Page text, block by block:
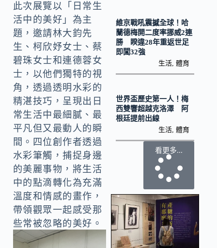
此次展覽以「日常生
活中的美好」為主
題，邀請林大鈞先
生、柯欣妤女士、蔡
碧珠女士和連德蓉女
士，以他們獨特的視
角，透過透明水彩的
精湛技巧，呈現出日
常生活中最細膩、最
平凡但又最動人的瞬
間。四位創作者透過
水彩筆觸，捕捉身邊
的美麗事物，將生活
中的點滴轉化為充滿
溫度和情感的畫作，
帶領觀眾一起感受那
些常被忽略的美好。
維京戰吼震撼全球！哈
蘭德梅開二度率挪威2連
勝 睽違28年重返世足
即闖32強
生活 ,體育
世界盃歷史第一人！梅
西雙響超越克洛澤 阿
根廷提前出線
生活 ,體育
看更多...